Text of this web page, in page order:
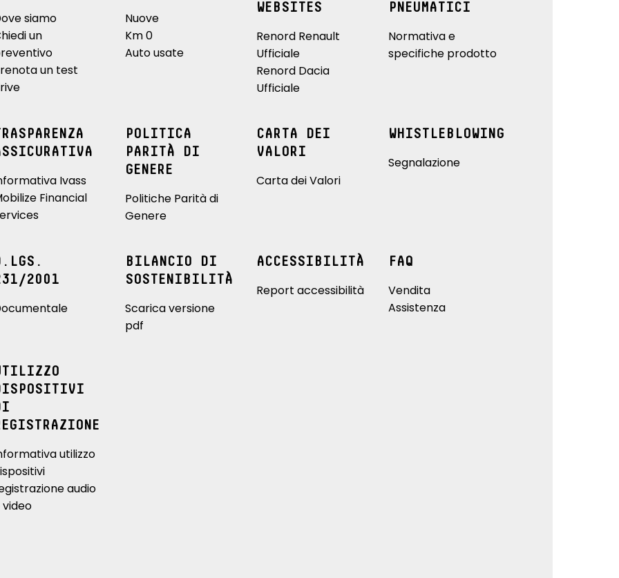
siamo
un
un test
Nuove
Km 0
Auto usate
WEBSITES
Renord Renault
Ufficiale
Renord Dacia
Ufficiale
PNEUMATICI
Normativa e
specifiche prodotto
Ivass
Financial
POLITICA
PARITÀ DI
GENERE
Politiche Parità di
Genere
CARTA DEI
VALORI
Carta dei Valori
WHISTLEBLOWING
Segnalazione
2001
BILANCIO DI
SOSTENIBILITÀ
Scarica versione
pdf
ACCESSIBILITÀ
Report accessibilità
FAQ
Vendita
Assistenza
utilizzo
audio
video